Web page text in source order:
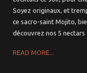
Soyez originaux, et
ce sacro-saint Mojito,
découvrez nos 5
READ MORE...